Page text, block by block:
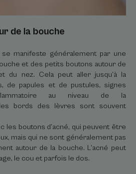
de la bouche
manifeste généralement par une
et des petits boutons autour de
du nez. Cela peut aller jusqu’à la
de papules et de pustules, signes
au niveau de la
bords des lèvres sont souvent
les boutons d’acné, qui peuvent être
mais qui ne sont généralement pas
autour de la bouche. L’acné peut
le cou et parfois le dos.